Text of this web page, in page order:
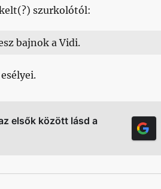
szurkolótól:
bajnok a Vidi.
elsők között lásd a